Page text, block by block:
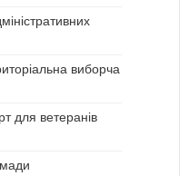
виборча
для ветеранів